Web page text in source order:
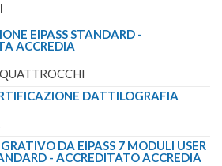
EIPASS STANDARD -
ACCREDIA
DATTILOGRAFIA
DA EIPASS 7 MODULI USER
- ACCREDITATO ACCREDIA